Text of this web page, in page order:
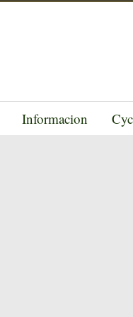
Informacion